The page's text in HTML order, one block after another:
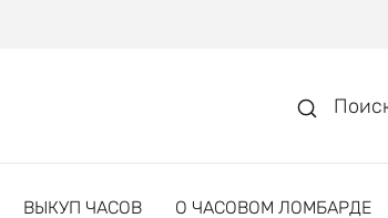
ВЫКУП ЧАСОВ О ЧАСОВОМ ЛОМБАРДЕ